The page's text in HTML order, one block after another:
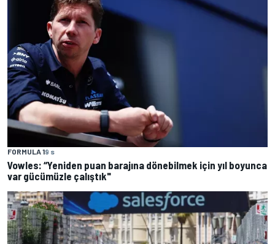
FORMULA 19 s
Vowles: “Yeniden puan barajına dönebilmek için yıl boyunca
var gücümüzle çalıştık"